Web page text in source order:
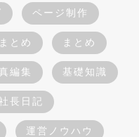
ページ制作
まとめ まとめ
編集 基礎知識
長日記
運営ノウハウ